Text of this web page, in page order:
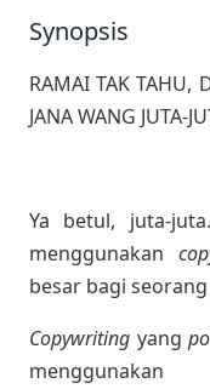
Synopsis
RAMAI TAK TAHU,
JANA WANG JUTA-
Ya betul, juta-
menggunakan
besar bagi
Copywriting yang